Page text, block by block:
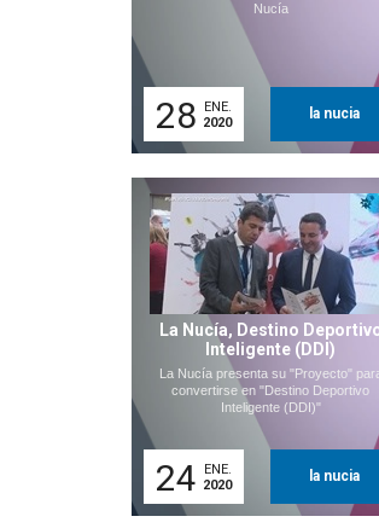
Nucía
28
ENE.
2020
la nucia
La Nucía, Destino
Inteligente (DDI)
La Nucía presenta su "Proyecto"
convertirse en "Destino Deportivo
Inteligente (DDI)"
24
ENE.
2020
la nucia